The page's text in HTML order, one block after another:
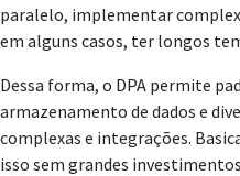
paralelo, implementar
em alguns casos, ter longos
Dessa forma, o DPA permite
armazenamento de dados e
complexas e integrações.
isso sem grandes